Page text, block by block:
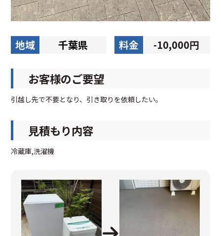
地域 千葉県 料金 -10,000円
お客様のご要望
引越し先で不要となり、引き取りを依頼したい。
見積もり内容
冷蔵庫,洗濯機